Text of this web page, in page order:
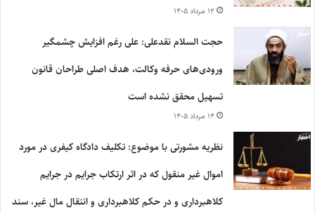
۱۲ مرداد ۱۴۰۵
حجت السلام نقدعلی: علی رغم افزایش چشمگیر
ورودی‌های حرفه وکالت، هدف اصلی طراحان قانون
تسهیل محقق نشده است
۱۴ مرداد ۱۴۰۵
نظریه مشورتی با موضوع: تکلیف دادگاه کیفری در مورد
اموال غیر منقول که در اثر ارتکاب جرایم در جرایم
کلاهبرداری و در حکم کلاهبرداری و انتقال مال غیر، سند